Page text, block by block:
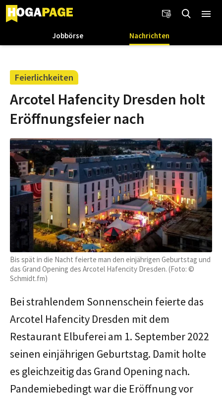
Jobbörse Nachrichten
Feierlichkeiten
Arcotel Hafencity Dresden holt
Eröffnungsfeier nach
Bis spät in die Nacht feierte man den einjährigen Geburtstag und
das Grand Opening des Arcotel Hafencity Dresden. (Foto: ©
Schmidt.fm)
Bei strahlendem Sonnenschein feierte das
Arcotel Hafencity Dresden mit dem
Restaurant Elbuferei am 1. September 2022
seinen einjährigen Geburtstag. Damit holte
es gleichzeitig das Grand Opening nach.
Pandemiebedingt war die Eröffnung vor